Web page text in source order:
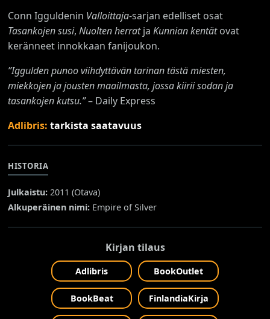
Conn Igguldenin Valloittaja-sarjan edelliset osat
Tasankojen susi, Nuolten herratjaKunnian kentätovat
keränneet innokkaan fanijoukon.
”Iggulden punoo viihdyttävän tarinan tästä miesten,
miekkojen ja jousten maailmasta, jossa kiirii sodan ja
tasankojen kutsu.”– Daily Express
Adlibris:tarkista saatavuus
HISTORIA
Julkaistu: 2011 (Otava)
Alkuperäinen nimi: Empire of Silver
Kirjan tilaus
Adlibris BookOutlet
BookBeat FinlandiaKirja